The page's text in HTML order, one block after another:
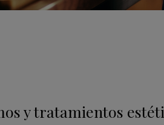
y tratamientos